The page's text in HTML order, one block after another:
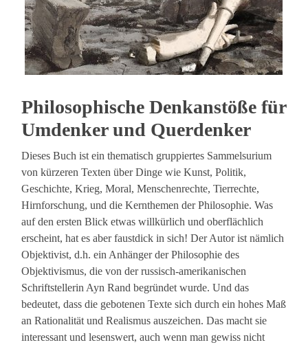
Philosophische Denkanstöße für
Umdenker und Querdenker
Dieses Buch ist ein thematisch gruppiertes Sammelsurium
von kürzeren Texten über Dinge wie Kunst, Politik,
Geschichte, Krieg, Moral, Menschenrechte, Tierrechte,
Hirnforschung, und die Kernthemen der Philosophie. Was
auf den ersten Blick etwas willkürlich und oberflächlich
erscheint, hat es aber faustdick in sich! Der Autor ist nämlich
Objektivist, d.h. ein Anhänger der Philosophie des
Objektivismus, die von der russisch-amerikanischen
Schriftstellerin Ayn Rand begründet wurde. Und das
bedeutet, dass die gebotenen Texte sich durch ein hohes Maß
an Rationalität und Realismus auszeichen. Das macht sie
interessant und lesenswert, auch wenn man gewiss nicht